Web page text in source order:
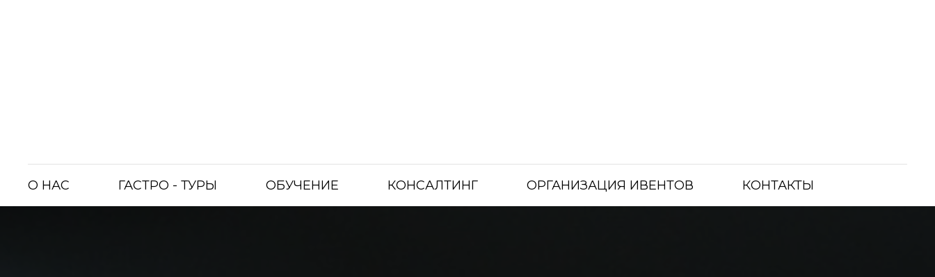
О НАС ГАСТРО - ТУРЫ ОБУЧЕНИЕ КОНСАЛТИНГ ОРГАНИЗАЦИЯ ИВЕНТОВ КОНТАКТЫ